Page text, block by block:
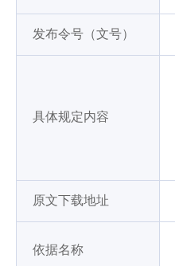
发布令号（文号）
具体规定内容
原文下载地址
依据名称